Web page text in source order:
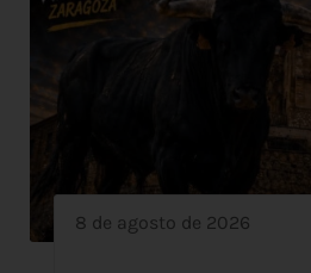
8 de agosto de 2026